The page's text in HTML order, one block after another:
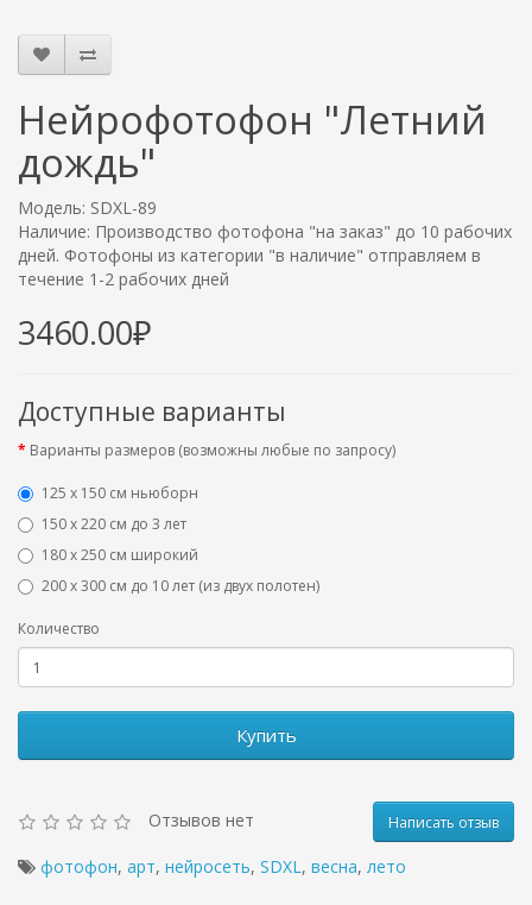
Нейрофотофон "Летний
дождь"
Модель: SDXL-89
Наличие: Производство фотофона "на заказ" до 10 рабочих
дней. Фотофоны из категории "в наличие" отправляем в
течение 1-2 рабочих дней
3460.00₽
Доступные варианты
Варианты размеров (возможны любые по запросу)
125 x 150 см ньюборн
150 х 220 см до 3 лет
180 х 250 см широкий
200 х 300 см до 10 лет (из двух полотен)
Количество
Купить
Отзывов нет Написать отзыв
фотофон, арт, нейросеть, SDXL, весна, лето